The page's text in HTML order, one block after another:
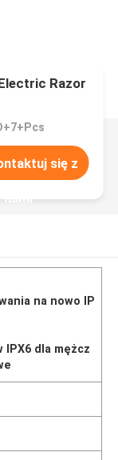
Razor
się z
nami
na nowo IP
IPX6 dla mężcz